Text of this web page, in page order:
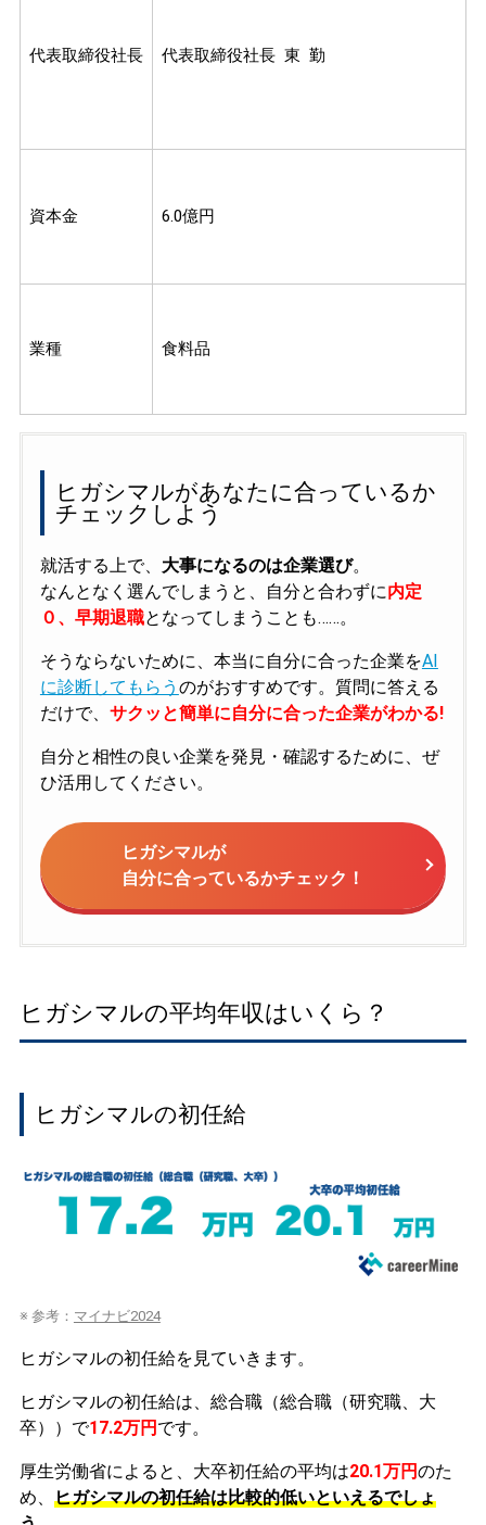
代表取締役社長 代表取締役社長 東 勤
資本金 6.0億円
業種 食料品
ヒガシマルがあなたに合っているか
チェックしよう
就活する上で、 大事になるのは企業選び。
なんとなく選んでしまうと、自分と合わずに内定
０、早期退職となってしまうことも……。
そうならないために、本当に自分に合った企業をAI
に診断してもらう のがおすすめです。質問に答える
だけで、 サクッと簡単に自分に合った企業がわかる!
自分と相性の良い企業を発見・確認するために、ぜ
ひ活用してください。
ヒガシマルが
自分に合っているかチェック！
ヒガシマルの平均年収はいくら？
ヒガシマルの初任給
※ 参考： マイナビ2024
ヒガシマルの初任給を見ていきます。
ヒガシマルの初任給は、総合職（総合職（研究職、大
卒））で17.2万円 です。
厚生労働省によると、大卒初任給の平均は20.1万円のた
め、 ヒガシマルの初任給は比較的低いといえるでしょ